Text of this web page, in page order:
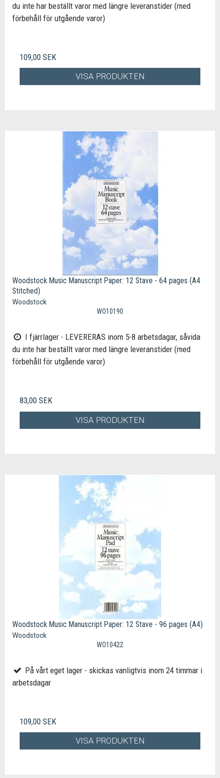
du inte har beställt varor med längre leveranstider (med
förbehåll för utgående varor)
109,00 SEK
VISA PRODUKTEN
Woodstock Music Manuscript Paper: 12 Stave - 64 pages (A4
Stitched)
Woodstock
WO10190
I fjärrlager - LEVERERAS inom 5-8 arbetsdagar, såvida
du inte har beställt varor med längre leveranstider (med
förbehåll för utgående varor)
83,00 SEK
VISA PRODUKTEN
Woodstock Music Manuscript Paper: 12 Stave - 96 pages (A4)
Woodstock
WO10422
På vårt eget lager - skickas vanligtvis inom 24 timmar i
arbetsdagar
109,00 SEK
VISA PRODUKTEN